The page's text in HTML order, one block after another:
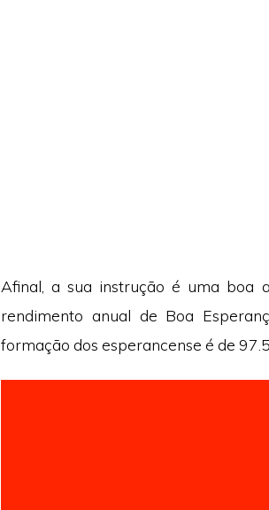
Afinal, a sua instrução é uma boa
rendimento anual de Boa
formação dos esperancense é de